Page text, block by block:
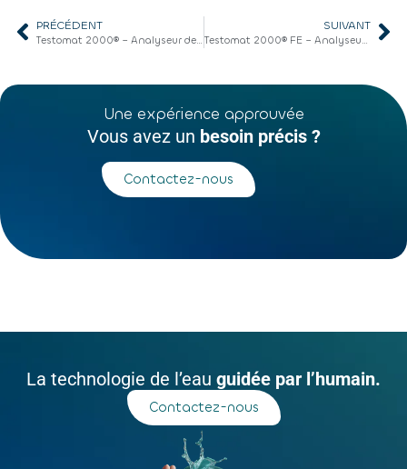
PRÉCÉDENT
Testomat 2000® – Analyseur de dureté de l’eau en ligne
SUIVANT
Testomat 2000® FE – Analyseur de fer en ligne dans l’eau
Une expérience approuvée
Vous avez un besoin précis ?
Contactez-nous
La technologie de l’eau guidée par l’humain.
Contactez-nous